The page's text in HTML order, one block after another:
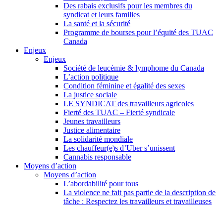
Des rabais exclusifs pour les membres du
syndicat et leurs families
La santé et la sécurité
Programme de bourses pour l’équité des TUAC
Canada
Enjeux
Enjeux
Société de leucémie & lymphome du Canada
L’action politique
Condition féminine et égalité des sexes
La justice sociale
LE SYNDICAT des travailleurs agricoles
Fierté des TUAC – Fierté syndicale
Jeunes travailleurs
Justice alimentaire
La solidarité mondiale
Les chauffeur(e)s d’Uber s’unissent
Cannabis responsable
Moyens d’action
Moyens d’action
L’abordabilité pour tous
La violence ne fait pas partie de la description de
tâche : Respectez les travailleurs et travailleuses